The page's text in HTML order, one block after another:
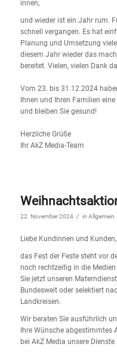
innen,
und wieder ist ein Jahr rum.
schnell vergangen. Es hat
Planung und Umsetzung
diesem Jahr wieder das
bereitet. Vielen, vielen Dank
Vom 23. bis 31.12.2024
Ihnen und Ihren Familien
und bleiben Sie gesund!
Herzliche Grüße
Ihr AkZ Media-Team
22. November 2024 / in Allgemein
Liebe Kundinnen und Kunden,
das Fest der Feste steht vor
noch rechtzeitig in die Medien
Sie jetzt unseren
Bundesweit oder selektiert
Landkreisen.
Wir beraten Sie ausführlich
Ihre Wünsche abgestimmtes
bei AkZ Media unsere